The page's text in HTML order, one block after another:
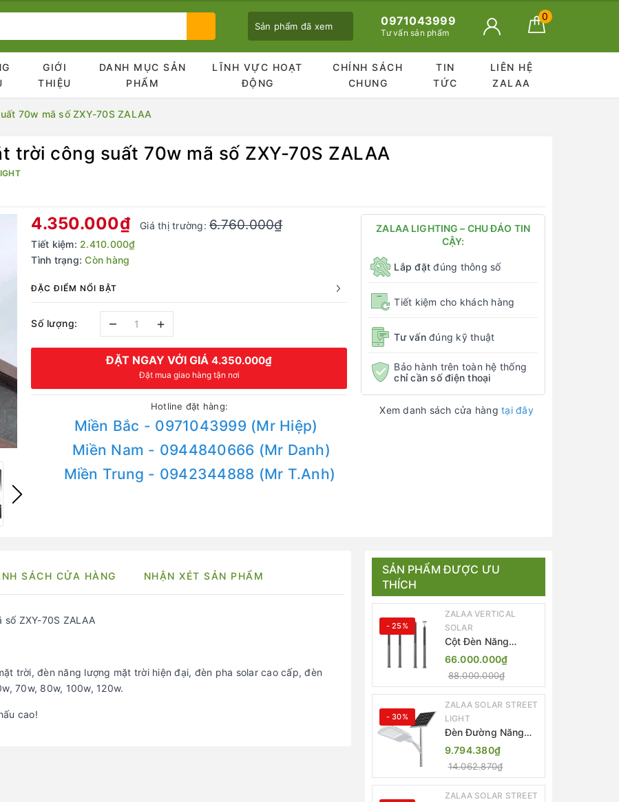
Sản phẩm đã xem
Bạn chưa xem sản phẩm nào
0971043999
Tư vấn sản phẩm
0
GIỚI
THIỆU
DANH MỤC SẢN
PHẨM
LĨNH VỰC HOẠT
ĐỘNG
CHÍNH SÁCH
CHUNG
TIN
TỨC
LIÊN HỆ
ZALAA
70w mã số ZXY-70S ZALAA
trời công suất 70w mã số ZXY-70S ZALAA
4.350.000₫ Giá thị trường:6.760.000₫
Tiết kiệm: 2.410.000₫
Tình trạng: Còn hàng
ĐẶC ĐIỂM NỔI BẬT
Số lượng: – +
ĐẶT NGAY VỚI GIÁ4.350.000₫
Đặt mua giao hàng tận nơi
Hotline đặt hàng:
Miền Bắc - 0971043999 (Mr Hiệp)
Miền Nam - 0944840666 (Mr Danh)
Miền Trung - 0942344888 (Mr T.Anh)
ZALAA LIGHTING – CHU ĐÁO TIN
CẬY:
Lắp đặt đúng thông số
Tiết kiệm cho khách hàng
Tư vấnđúng kỹ thuật
Bảo hành trên toàn hệ thống
chỉ cần số điện thoại
Xem danh sách cửa hàngtại đây
SÁCH CỬA HÀNG NHẬN XÉT SẢN PHẨM
ZXY-70S ZALAA
trời, đèn năng lượng mặt trời hiện đại, đèn pha solar cao cấp, đèn
70w, 80w, 100w, 120w.
cao!
SẢN PHẨM ĐƯỢC ƯU
THÍCH
- 25%
ZALAA VERTICAL
SOLAR
Cột Đèn Năng
Lượng Mặt Trời Dọc
Thông Minh ZSR-
YYDS-360 | ZALAA
Jsc
66.000.000₫
88.000.000₫
- 30%
ZALAA SOLAR STREET
LIGHT
Đèn Đường Năng
Lượng Mặt Trời
Thông Minh Điều
Khiển MPPT ZL-
GMX01 ZALAA
9.794.380₫
14.062.870₫
ZALAA SOLAR STREET